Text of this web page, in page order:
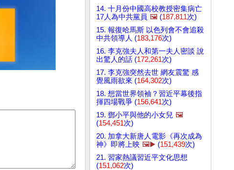
14. 十月份中國高校教授密集病亡
17人為中共黨員 🖼️ (187,811次)
15. 報復哈馬斯 以色列會不會追殺
中共領導人 (183,176次)
16. 李克強夫人和第一夫人密談 說
出驚人的話 (172,261次)
17. 李克強突然去世 網友震驚 感
覺風雨欲來 (164,302次)
18. 想當世界領袖？習近平幕後指
揮四場戰爭 (156,641次)
19. 鄧小平與他的小女兒 🖼️
(154,451次)
20. 加拿大新唐人電影《再次成為
神》即將上映 🖼️▶️ (151,439次)
21. 習家熱議習近平文化思想
(151,062次)